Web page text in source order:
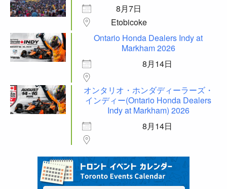
8月7日
Etobicoke
Ontario Honda Dealers Indy at
Markham 2026
8月14日
オンタリオ・ホンダディーラーズ・
インディー(Ontario Honda Dealers
Indy at Markham) 2026
8月14日